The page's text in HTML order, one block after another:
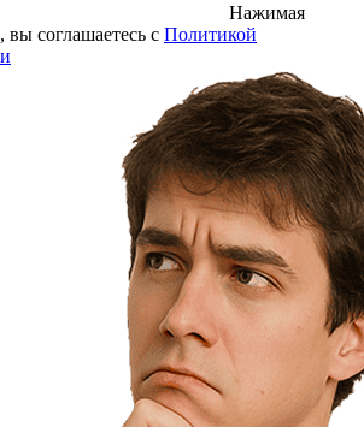
Нажимая
вы соглашаетесь с Политикой